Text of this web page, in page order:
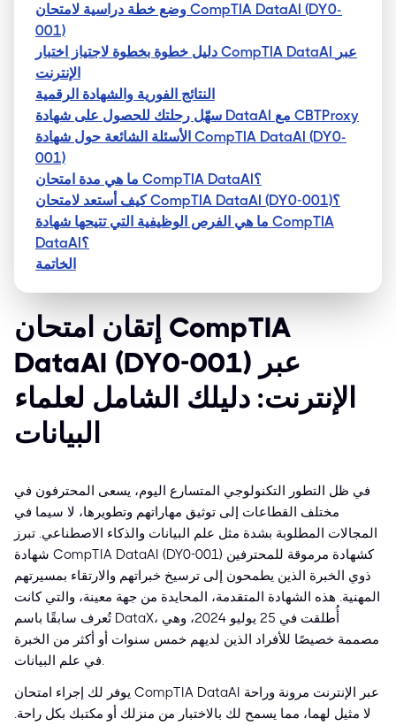
وضع خطة دراسية لامتحان CompTIA DataAI (DY0-
001)
دليل خطوة بخطوة لاجتياز اختبار CompTIA DataAI عبر
الإنترنت
النتائج الفورية والشهادة الرقمية
سهّل رحلتك للحصول على شهادة DataAI مع CBTProxy
الأسئلة الشائعة حول شهادة CompTIA DataAI (DY0-
001)
ما هي مدة امتحان CompTIA DataAI؟
كيف أستعد لامتحان CompTIA DataAI (DY0-001)؟
ما هي الفرص الوظيفية التي تتيحها شهادة CompTIA
DataAI؟
الخاتمة
إتقان امتحان CompTIA
DataAI (DY0-001) عبر
الإنترنت: دليلك الشامل لعلماء
البيانات
في ظل التطور التكنولوجي المتسارع اليوم، يسعى المحترفون في
مختلف القطاعات إلى توثيق مهاراتهم وتطويرها، لا سيما في
المجالات المطلوبة بشدة مثل علم البيانات والذكاء الاصطناعي. تبرز
شهادة CompTIA DataAI (DY0-001) كشهادة مرموقة للمحترفين
ذوي الخبرة الذين يطمحون إلى ترسيخ خبراتهم والارتقاء بمسيرتهم
المهنية. هذه الشهادة المتقدمة، المحايدة من جهة معينة، والتي كانت
تُعرف سابقًا باسم DataX، أُطلقت في 25 يوليو 2024، وهي
مصممة خصيصًا للأفراد الذين لديهم خمس سنوات أو أكثر من الخبرة
في علم البيانات.
يوفر لك إجراء امتحان CompTIA DataAI عبر الإنترنت مرونة وراحة
لا مثيل لهما، مما يسمح لك بالاختبار من منزلك أو مكتبك بكل راحة.